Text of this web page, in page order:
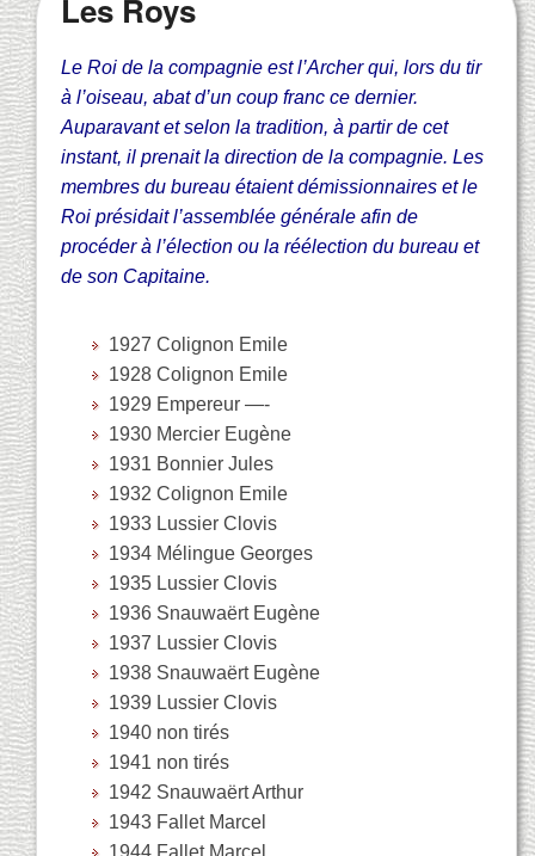
Les Roys
Le Roi de la compagnie est l’Archer qui, lors du tir
à l’oiseau, abat d’un coup franc ce dernier.
Auparavant et selon la tradition, à partir de cet
instant, il prenait la direction de la compagnie. Les
membres du bureau étaient démissionnaires et le
Roi présidait l’assemblée générale afin de
procéder à l’élection ou la réélection du bureau et
de son Capitaine.
1927 Colignon Emile
1928 Colignon Emile
1929 Empereur —-
1930 Mercier Eugène
1931 Bonnier Jules
1932 Colignon Emile
1933 Lussier Clovis
1934 Mélingue Georges
1935 Lussier Clovis
1936 Snauwaërt Eugène
1937 Lussier Clovis
1938 Snauwaërt Eugène
1939 Lussier Clovis
1940 non tirés
1941 non tirés
1942 Snauwaërt Arthur
1943 Fallet Marcel